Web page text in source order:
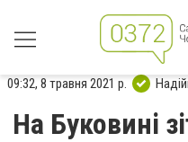
09:32, 8 травня 2021 р.
На Буковині